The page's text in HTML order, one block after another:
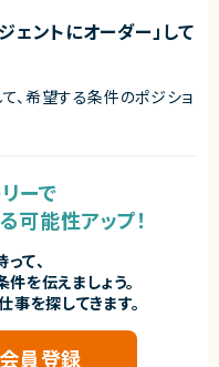
ェントにオーダー」して
、希望する条件のポジショ
ーで
能性アップ！
て、
を伝えましょう。
を探してきます。
員登録